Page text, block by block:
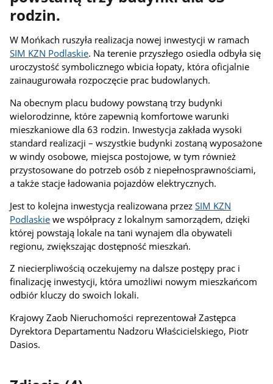
rodzin.
W Mońkach ruszyła realizacja nowej inwestycji w ramach
SIM KZN Podlaskie. Na terenie przyszłego osiedla odbyła się
uroczystość symbolicznego wbicia łopaty, która oficjalnie
zainaugurowała rozpoczęcie prac budowlanych.
Na obecnym placu budowy powstaną trzy budynki
wielorodzinne, które zapewnią komfortowe warunki
mieszkaniowe dla 63 rodzin. Inwestycja zakłada wysoki
standard realizacji – wszystkie budynki zostaną wyposażone
w windy osobowe, miejsca postojowe, w tym również
przystosowane do potrzeb osób z niepełnosprawnościami,
a także stacje ładowania pojazdów elektrycznych.
Jest to kolejna inwestycja realizowana przezSIM KZN
Podlaskie we współpracy z lokalnym samorządem, dzięki
której powstają lokale na tani wynajem dla obywateli
regionu, zwiększając dostępność mieszkań.
Z niecierpliwością oczekujemy na dalsze postępy prac i
finalizację inwestycji, która umożliwi nowym mieszkańcom
odbiór kluczy do swoich lokali.
Krajowy Zaob Nieruchomości reprezentował Zastępca
Dyrektora Departamentu Nadzoru Właścicielskiego, Piotr
Dasios.